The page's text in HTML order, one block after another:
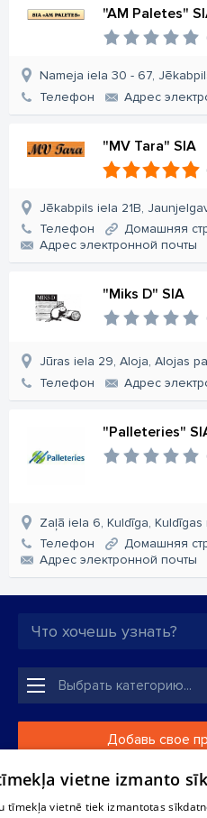
"AM Paletes"
Nameja iela 30 - 67,
Телефон
Aдрес
"MV Tara" SIA
Jēkabpils iela 21B,
Телефон
Домашняя
Aдрес электронной почты
"Miks D" SIA
Jūras iela 29, Aloja, Alojas
Телефон
Aдрес
"Palleteries"
Zaļā iela 6, Kuldīga, Kuldīgas
Телефон
Домашняя
Aдрес электронной почты
Добавь свое
Если твоего предприятия
vietne izmanto
tīmekļa vietnē tiek izmantotas